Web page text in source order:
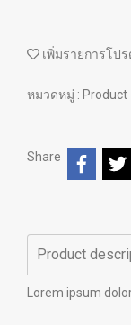
เพิ่มรายการโปร
หมวดหมู่ : Product
Share
Product
Lorem ipsum